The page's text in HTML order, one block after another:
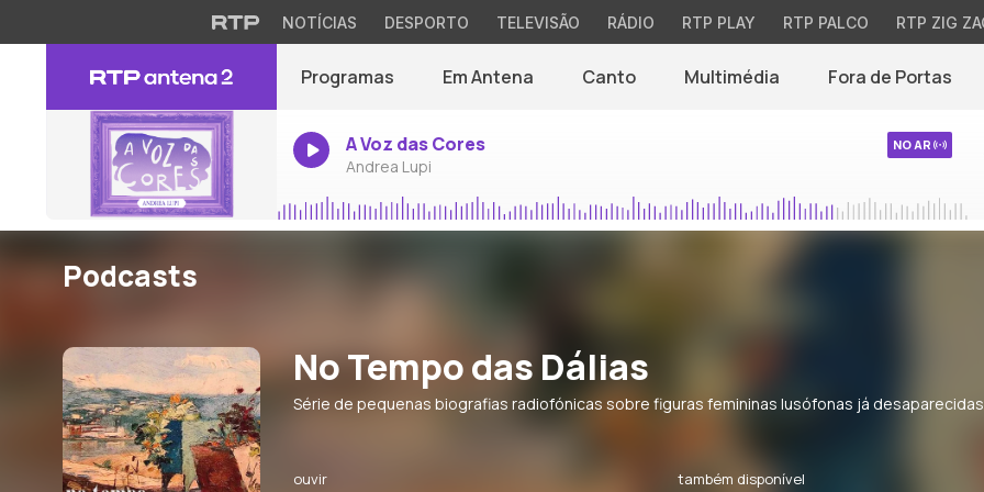
NOTÍCIAS DESPORTO TELEVISÃO RÁDIO RTP PLAY RTP PALCO RTP ZIG
Programas Em Antena Canto Multimédia Fora de Portas
A Voz das Cores
Andrea Lupi
NO AR
Podcasts
No Tempo das Dálias
Série de pequenas biografias radiofónicas sobre figuras femininas lusófonas já
ouvir também disponível